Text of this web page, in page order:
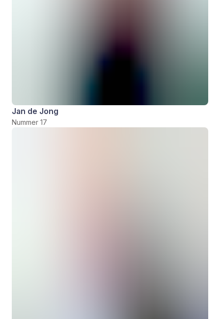
Jan de Jong
Nummer 17